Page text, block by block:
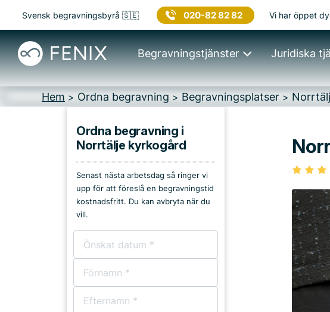
Svensk begravningsbyrå 🇸🇪 020-82 82 82 Vi har öppet
Begravningstjänster Juridiska
Hem > Ordna begravning > Begravningsplatser >
Kyrkor & kapell
Begravningsplatser
Församlingshem
Bårhus
Ordna begravning i
Norrtälje kyrkogård
Senast nästa arbetsdag så ringer vi
upp för att föreslå en begravningstid
kostnadsfritt. Du kan avbryta när du
vill.